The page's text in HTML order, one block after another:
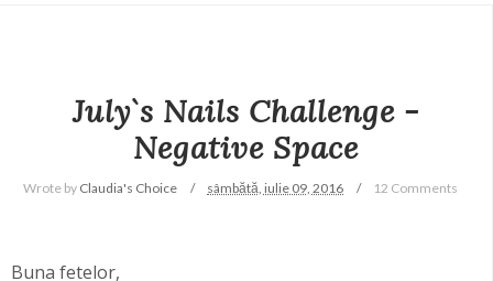
July`s Nails Challenge -
Negative Space
Wrote by Claudia's Choice sâmbătă, iulie 09, 2016 12 Comments
Buna fetelor,